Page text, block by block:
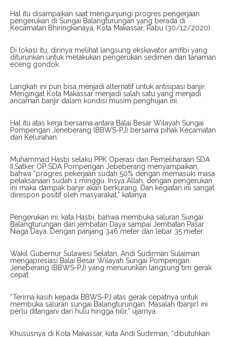
Hal itu disampaikan saat mengunjungi progres pengerjaan
pengerukan di Sungai Balangturungan yang berada di
Kecamatan Bhiringkanaya, Kota Makassar, Rabu (30/12/2020).
Di lokasi itu, dirinya melihat langsung ekskavator amfibi yang
diturunkan untuk melakukan pengerukan sedimen dan tanaman
eceng gondok.
Langkah ini pun bisa menjadi alternatif untuk antisipasi banjir.
Mengingat Kota Makassar menjadi salah satu yang menjadi
ancaman banjir dalam kondisi musim penghujan ini.
Hal itu atas kerja bersama antara Balai Besar Wilayah Sungai
Pompengan Jeneberang (BBWS-PJ) bersama pihak Kecamatan
dan Kelurahan.
Muhammad Hasbi selaku PPK Operasi dan Pemeliharaan SDA
II,Satker OP SDA Pompengan Jebeberang menyampaikan,
bahwa “progres pekerjaan sudah 50% dengan memasuki masa
pelaksanaan sudah 1 minggu. Insya Allah, dengan pengerukan
ini maka dampak banjir akan berkurang. Dan kegiatan ini sangat
direspon positif oleh masyarakat,” katanya.
Pengerukan ini, kata Hasbi, bahwa membuka saluran Sungai
Balangturungan dari jembatan Daya sampai Jembatan Pasar
Niaga Daya. Dengan panjang 346 meter dan lebar 35 meter.
Wakil Gubernur Sulawesi Selatan, Andi Sudirman Sulaiman
mengapresiasi Balai Besar Wilayah Sungai Pompengan
Jeneberang (BBWS-PJ) yang menurunkan langsung tim gerak
cepat.
“Terima kasih kepada BBWS-PJ atas gerak cepatnya untuk
membuka saluran sungai Balangturungan. Masalah (banjir) ini
perlu ditangani dari hulu hingga hilir,” ujarnya.
Khususnya di Kota Makassar, kata Andi Sudirman, “dibutuhkan